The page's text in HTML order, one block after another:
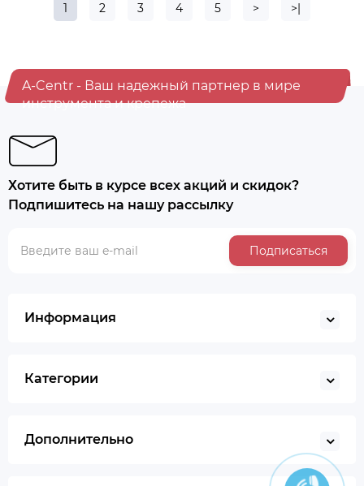
1 2 3 4 5 > >|
A-Centr - Ваш надежный партнер в мире
инструмента и крепежа
Хотите быть в курсе всех акций и скидок?
Подпишитесь на нашу рассылку
Подписаться
Информация
Категории
Дополнительно